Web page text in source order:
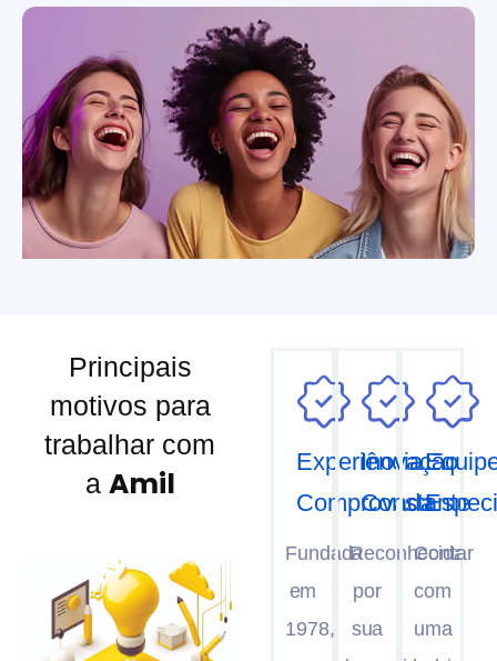
Principais
motivos para
trabalhar com
a Amil
Experiência
Comprovada
Fundada
em
1978,
Inovação
Constante
Reconhecida
por
sua
Contar
com
uma